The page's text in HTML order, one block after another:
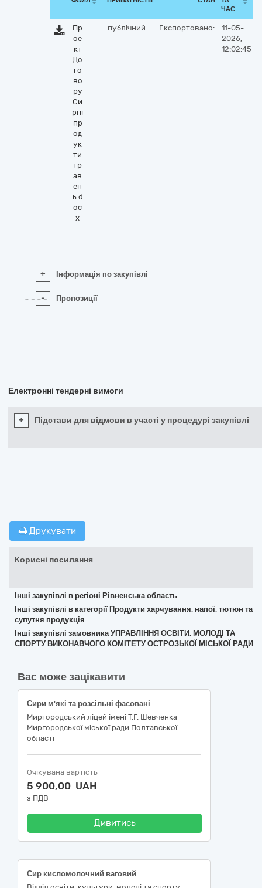
ЧАС
Пр
ое
кт
До
го
во
ру
Си
рні
пр
од
ук
ти
тр
ав
ен
ь.d
oc
x
публічний Експортовано:
11-05-
2026,
12:02:45
+ Інформація по закупівлі
- Пропозиції
Електронні тендерні вимоги
+ Підстави для відмови в участі у процедурі закупівлі
Друкувати
Корисні посилання
Інші закупівлі в регіоні Рівненська область
Інші закупівлі в категорії Продукти харчування, напої, тютюн та
супутня продукція
Інші закупівлі замовника УПРАВЛІННЯ ОСВІТИ, МОЛОДІ ТА
СПОРТУ ВИКОНАВЧОГО КОМІТЕТУ ОСТРОЗЬКОЇ МІСЬКОЇ РАДИ
Вас може зацікавити
Сири м'які та розсільні фасовані
Миргородський ліцей імені Т.Г. Шевченка
Миргородської міської ради Полтавської
області
Очікувана вартість
5 900,00 UAH
з ПДВ
Дивитись
Сир кисломолочний ваговий